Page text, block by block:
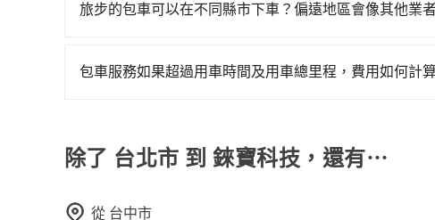
節奏和時間進行遊覽。除了景點本身，還可以體驗周邊
旅步的包車可以在不同縣市下車？偏遠地區會像其他業
用，不會像其他業者那樣收取額外費用。但如果您需要
包車服務如果超過用車時間及用車總里程，費用如何計
除了 台北市 到 錸寶科技，還有⋯
從 台中市